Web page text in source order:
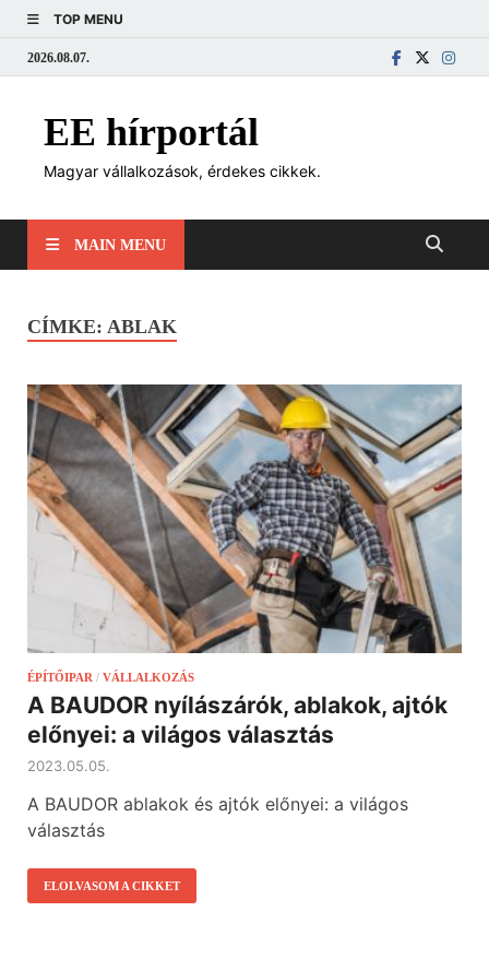
TOP MENU
2026.08.07.
EE hírportál
Magyar vállalkozások, érdekes cikkek.
MAIN MENU
CÍMKE: ABLAK
ÉPÍTŐIPAR / VÁLLALKOZÁS
A BAUDOR nyílászárók, ablakok, ajtók
előnyei: a világos választás
2023.05.05.
A BAUDOR ablakok és ajtók előnyei: a világos
választás
ELOLVASOM A CIKKET